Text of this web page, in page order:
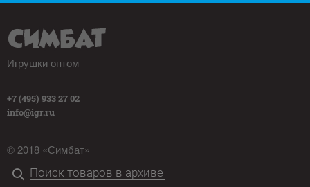
Игрушки оптом
+7 (495) 933 27 02
info@igr.ru
© 2018 «Симбат»